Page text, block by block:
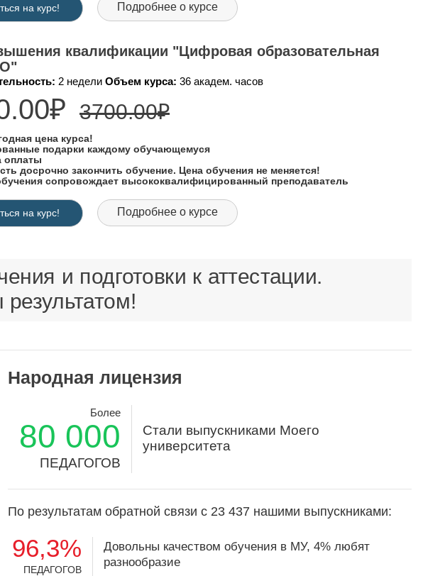
на курс! Подробнее о курсе
квалификации "Цифровая образовательная
2 недели Объем курса: 36 академ. часов
3700.00₽
цена курса!
подарки каждому обучающемуся
оплаты
досрочно закончить обучение. Цена обучения не меняется!
сопровождает высококвалифицированный преподаватель
на курс! Подробнее о курсе
и подготовки к аттестации.
Народная лицензия
Более
80 000
ПЕДАГОГОВ
Стали выпускниками Моего
университета
По результатам обратной связи с 23 437 нашими выпускниками:
96,3%
ПЕДАГОГОВ
Довольны качеством обучения в МУ, 4% любят
разнообразие